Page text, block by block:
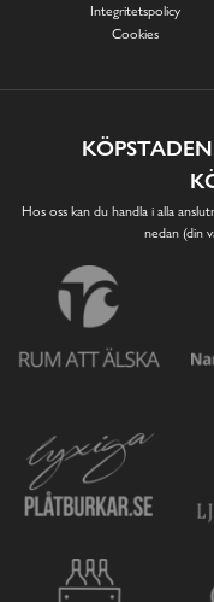
Integritetspolicy
Cookies
Hos oss kan du handla i alla
nedan (din